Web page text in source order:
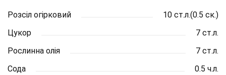
Розсіл огірковий
10 ст.л.(0.5 ск.)
Цукор
7 ст.л.
Рослинна олія
7 ст.л.
Сода
0.5 ч.л.